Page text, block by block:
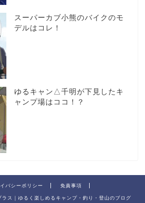
スーパーカブ小熊のバイクのモ
デルはコレ！
ゆるキャン△千明が下見したキ
ャンプ場はココ！？
バシーポリシー 免責事項
ス｜ゆるく楽しめるキャンプ・釣り・登山のブログ